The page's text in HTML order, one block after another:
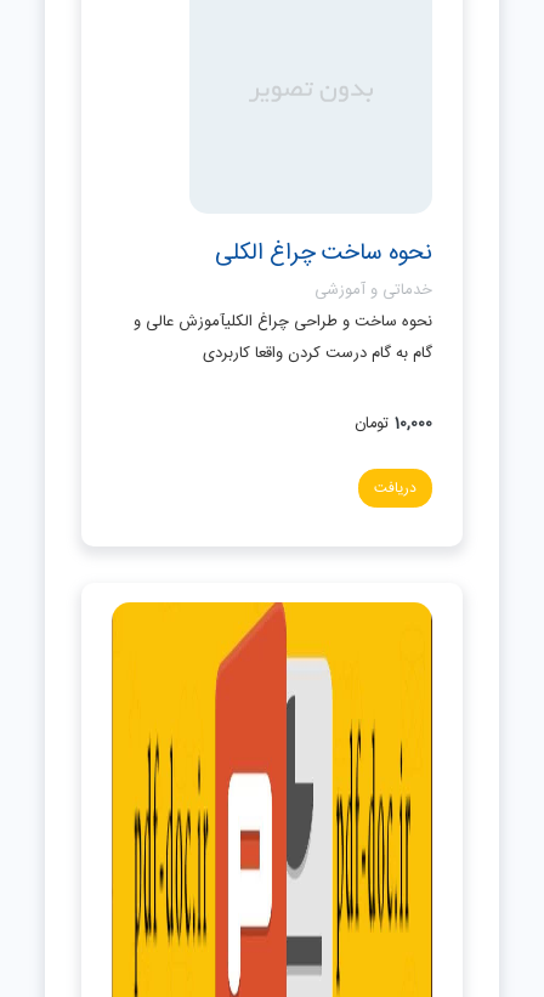
نحوه ساخت چراغ الکلی
خدماتی و آموزشی
نحوه ساخت و طراحی چراغ الکلیآموزش عالی و
گام به گام درست کردن واقعا کاربردی
10,000 تومان
دریافت